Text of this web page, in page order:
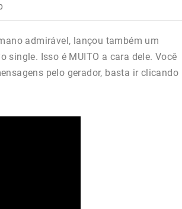
admirável, lançou também um
single. Isso é MUITO a cara dele. Você
pelo gerador, basta ir clicando